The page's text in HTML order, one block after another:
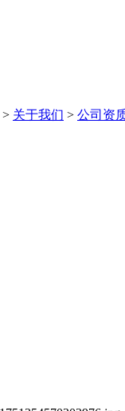
> 关于我们 > 公司资